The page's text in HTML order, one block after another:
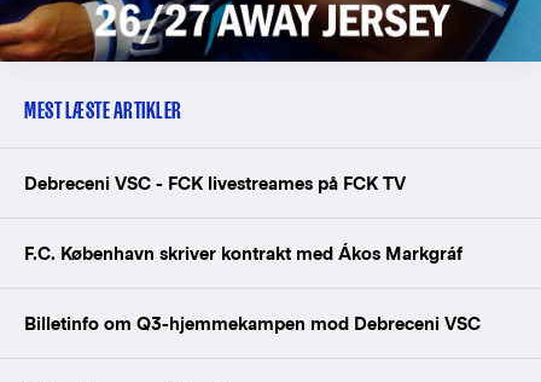
MEST LÆSTE ARTIKLER
Debreceni VSC - FCK livestreames på FCK TV
F.C. København skriver kontrakt med Ákos Markgráf
Billetinfo om Q3-hjemmekampen mod Debreceni VSC